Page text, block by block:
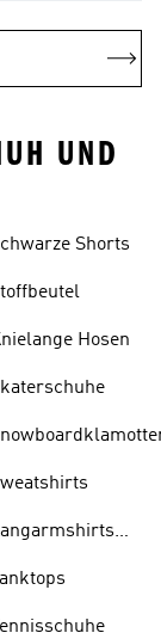
UND
Shorts
Hosen
Tanktops
Tennisschuhe